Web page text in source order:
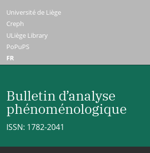
Université de Liège
Creph
ULiège Library
PoPuPS
FR
Bulletin d’analyse
phénoménologique
ISSN: 1782-2041